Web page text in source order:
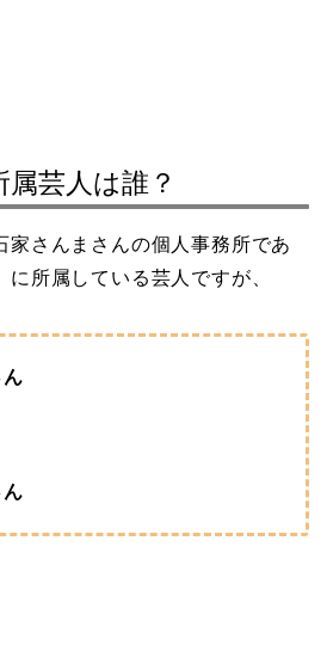
芸人は誰？
家さんまさんの個人事務所であ
所属している芸人ですが、
ん
ん